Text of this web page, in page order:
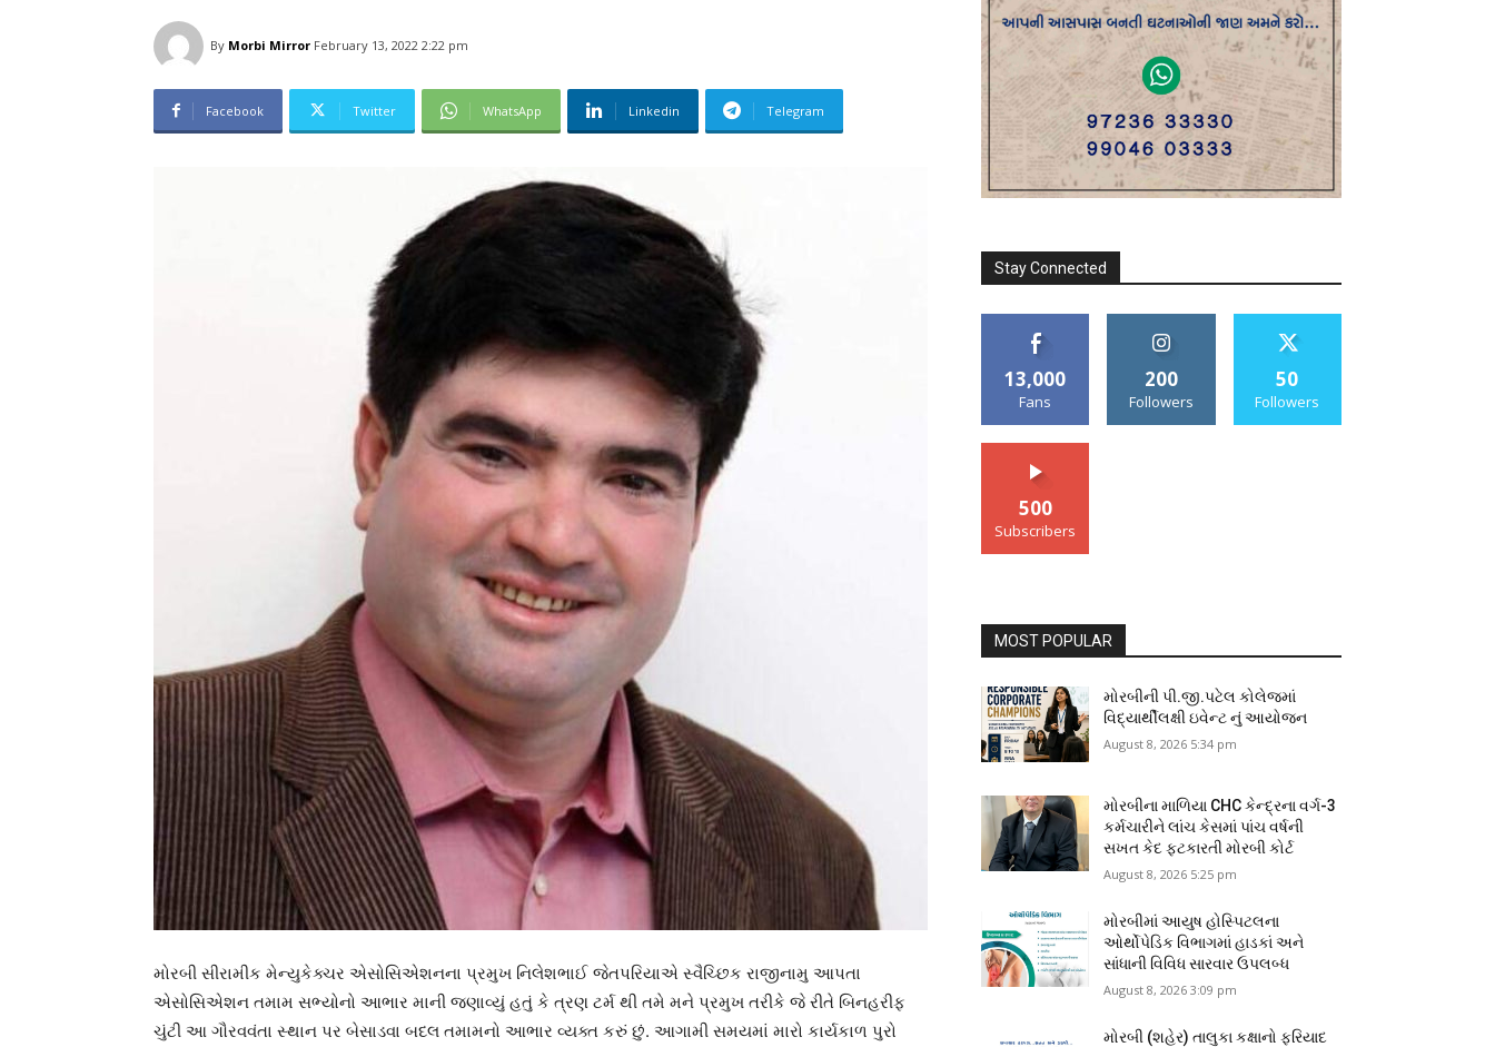
By Morbi Mirror February 13, 2022 2:22 pm
Facebook Twitter WhatsApp Linkedin Telegram
મોરબી સીરામીક મેન્યુકેક્ચર એસોસિએશનના પ્રમુખ નિલેશભાઈ જેતપરિયાએ સ્વૈચ્છિક રાજીનામુ આપતા
એસોસિએશન તમામ સભ્યોનો આભાર માની જણાવ્યું હતું કે ત્રણ ટર્મ થી તમે મને પ્રમુખ તરીકે જે રીતે બિનહરીફ
ચુંટી આ ગૌરવવંતા સ્થાન પર બેસાડવા બદલ તમામનો આભાર વ્યક્ત કરું છું. આગામી સમયમાં મારો કાર્યકાળ પુરો
Stay Connected
13,000
Fans
200
Followers
50
Followers
500
Subscribers
MOST POPULAR
મોરબીની પી.જી.પટેલ કોલેજમાં
વિદ્યાર્થીલક્ષી ઇવેન્ટ નું આયોજન
August 8, 2026 5:34 pm
મોરબીના માળિયા CHC કેન્દ્રના વર્ગ-3
કર્મચારીને લાંચ કેસમાં પાંચ વર્ષની
સખત કેદ ફટકારતી મોરબી કોર્ટ
August 8, 2026 5:25 pm
મોરબીમાં આયુષ હોસ્પિટલના
ઓર્થોપેડિક વિભાગમાં હાડકાં અને
સાંધાની વિવિધ સારવાર ઉપલબ્ધ
August 8, 2026 3:09 pm
મોરબી (શહેર) તાલુકા કક્ષાનો ફરિયાદ